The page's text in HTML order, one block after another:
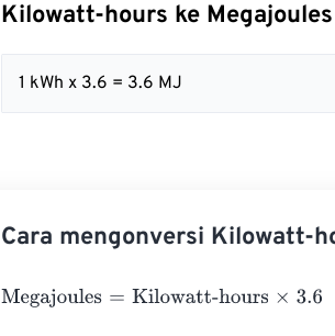
Kilowatt-hours ke
1 kWh x 3.6 = 3.6 MJ
Cara mengonversi Kilowatt-
Megajoules= Kilowatt-hours×3.6